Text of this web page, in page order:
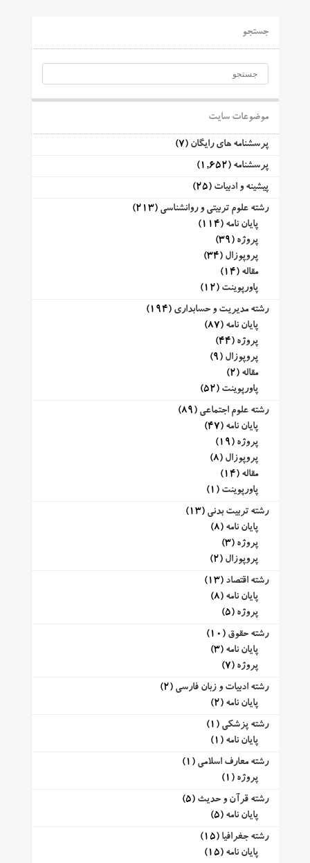
جستجو
موضوعات سایت
پرسشنامه های رایگان (7)
پرسشنامه (1,652)
پیشینه و ادبیات (25)
رشته علوم تربیتی و روانشناسی (213)
پایان نامه (114)
پروژه (39)
پروپوزال (34)
مقاله (14)
پاورپوینت (12)
رشته مدیریت و حسابداری (194)
پایان نامه (87)
پروژه (44)
پروپوزال (9)
مقاله (2)
پاورپوینت (52)
رشته علوم اجتماعی (89)
پایان نامه (47)
پروژه (19)
پروپوزال (8)
مقاله (14)
پاورپوینت (1)
رشته تربیت بدنی (13)
پایان نامه (8)
پروژه (3)
پروپوزال (2)
رشته اقتصاد (13)
پایان نامه (8)
پروژه (5)
رشته حقوق (10)
پایان نامه (3)
پروژه (7)
رشته ادبیات و زبان فارسی (2)
پایان نامه (2)
رشته پزشکی (1)
پایان نامه (1)
رشته معارف اسلامی (1)
پروژه (1)
رشته قرآن و حدیث (5)
پایان نامه (5)
رشته جغرافیا (15)
پایان نامه (15)